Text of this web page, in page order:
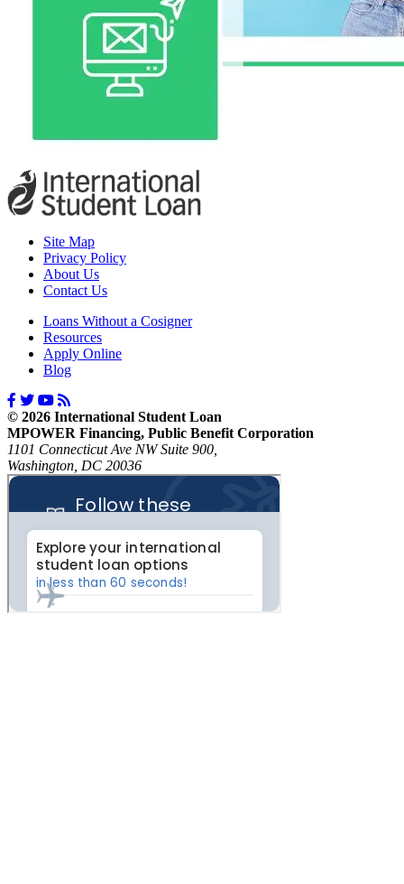
Site Map
Privacy Policy
About Us
Contact Us
Loans Without a Cosigner
Resources
Apply Online
Blog
© 2026 International Student Loan
MPOWER Financing, Public Benefit Corporation
1101 Connecticut Ave NW Suite 900,
Washington, DC 20036